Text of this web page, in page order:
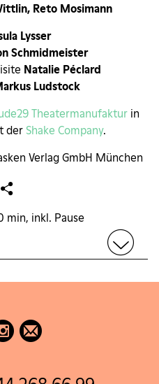
Reto Mosimann
Lysser
Schmidmeister
Natalie Péclard
Ludstock
Theatermanufaktur in
der Shake Company.
Verlag GmbH München
min, inkl. Pause
nimmt den Hund